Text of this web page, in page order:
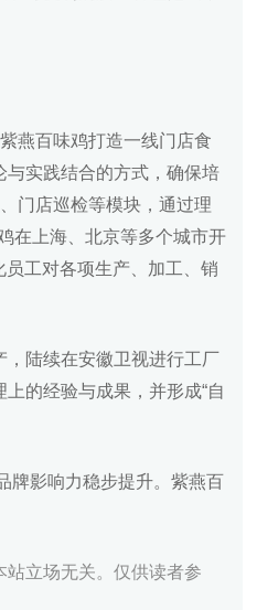
燕百味鸡打造一线门店食
实践结合的方式，确保培
门店巡检等模块，通过理
在上海、北京等多个城市开
工对各项生产、加工、销
陆续在安徽卫视进行工厂
的经验与成果，并形成“自
牌影响力稳步提升。紫燕百
立场无关。仅供读者参